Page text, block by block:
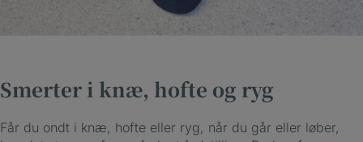
Smerter i knæ, hofte og ryg
Får du ondt i knæ, hofte eller ryg, når du går eller løber,